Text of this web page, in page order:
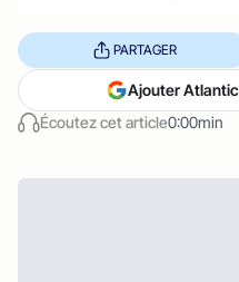
Écoutez cet article0:00min
PARTAGER
Ajouter